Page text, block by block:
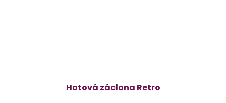
Hotová záclona Retro